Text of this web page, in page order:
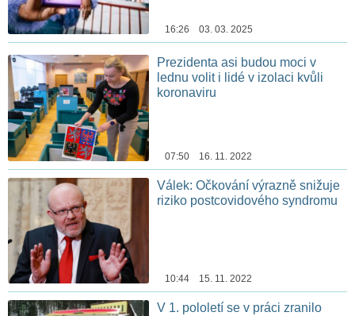
16:26 03. 03. 2025
Prezidenta asi budou moci v
lednu volit i lidé v izolaci kvůli
koronaviru
07:50 16. 11. 2022
Válek: Očkování výrazně snižuje
riziko postcovidového syndromu
10:44 15. 11. 2022
V 1. pololetí se v práci zranilo